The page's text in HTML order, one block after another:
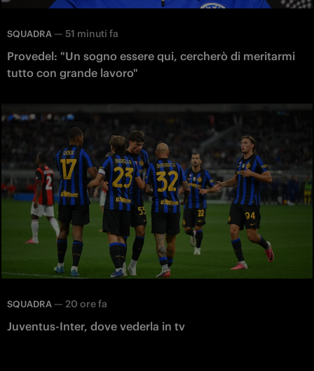
SQUADRA — 51 minuti fa
Provedel: "Un sogno essere qui, cercherò di meritarmi
tutto con grande lavoro"
SQUADRA — 20 ore fa
Juventus-Inter, dove vederla in tv